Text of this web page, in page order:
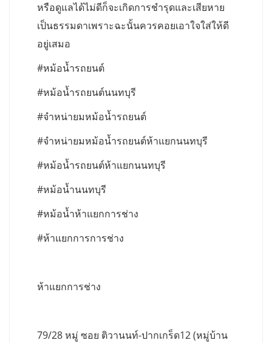
หรือดูแลได้ไม่ดีก็จะเกิดการชำรุดและเสียหาย
เป็นธรรมดาเพราะฉะนั้นควรคอยเอาใจใส่ให้ดี
อยู่เสมอ
#หม้อน้ำรถยนต์
#หม้อน้ำรถยนต์นนทบุรี
#จำหน่ายมหม้อน้ำรถยนต์
#จำหน่ายมหม้อน้ำรถยนต์ห้าแยกนนทบุรี
#หม้อน้ำรถยนต์ห้าแยกนนทบุรี
#หม้อน้ำนนทบุรี
#หม้อน้ำห้าแยกการช่าง
#ห้าแยกการการช่าง
ห้าแยกการช่าง
79/28 หมู่ ซอย ติวานนท์-ปากเกร็ด12 (หมู่บ้าน